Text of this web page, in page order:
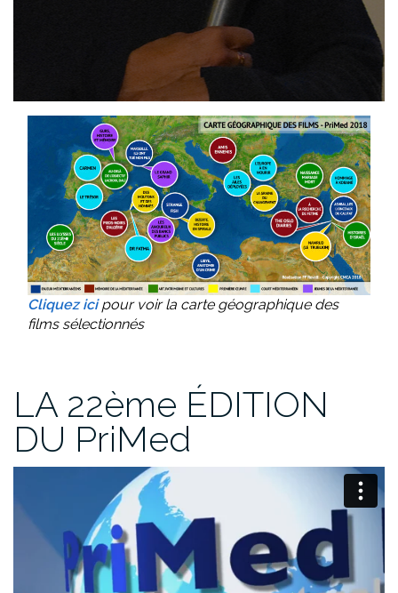
Cliquez icipour voir la carte géographique des
films sélectionnés
LA 22ème ÉDITION
DU PriMed